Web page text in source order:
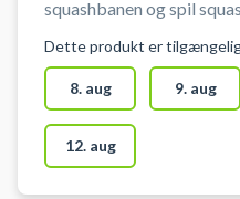
squashbanen og spil
medbringe ketcher og
Dette produkt er
8. aug 9. aug
12. aug